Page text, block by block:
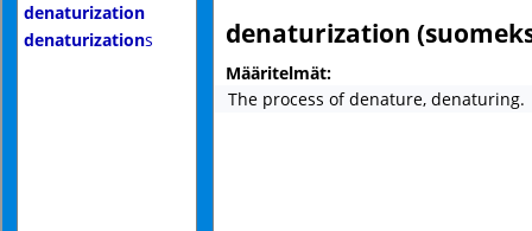
denaturization
denaturizations denaturization
Määritelmät:
The process of denature, denaturing.